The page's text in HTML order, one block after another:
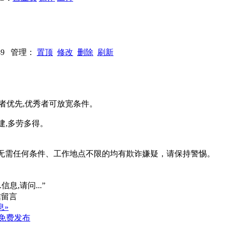
管理： 置顶 修改 删除 刷新
优先,优秀者可放宽条件。
多劳多得。
需任何条件、工作地点不限的均有欺诈嫌疑，请保持警惕。
息,请问...”
»
费发布